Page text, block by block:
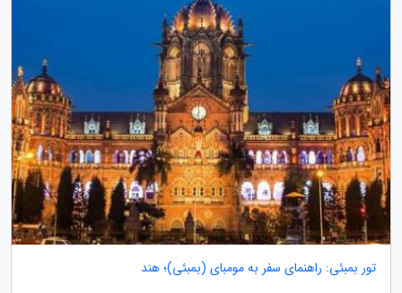
تور بمبئی: راهنمای سفر به مومبای (بمبئی)؛ هند